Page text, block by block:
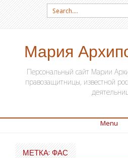
Search for:
Мария
Персональный сайт Марии
правозащитницы, известной
Menu
SKIP TO CONTENT
МЕТКА: ФАС